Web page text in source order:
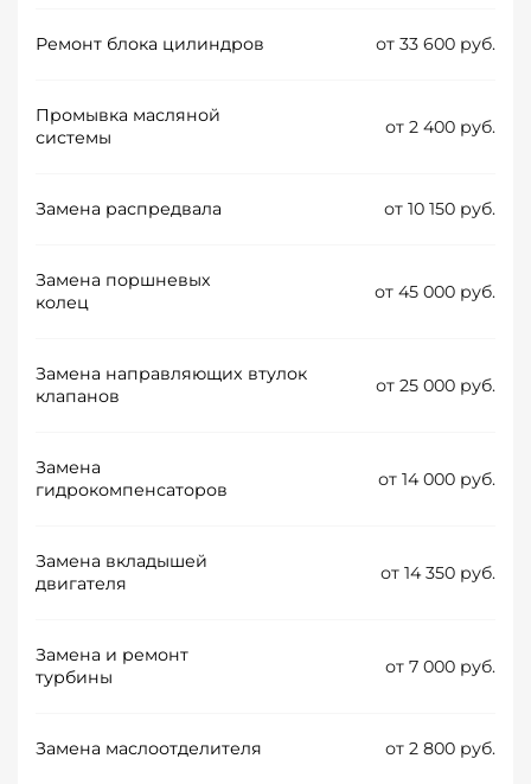
Ремонт блока цилиндров от 33 600 руб.
Промывка масляной
системы
от 2 400 руб.
Замена распредвала от 10 150 руб.
Замена поршневых
колец
от 45 000 руб.
Замена направляющих втулок
клапанов
от 25 000 руб.
Замена
гидрокомпенсаторов
от 14 000 руб.
Замена вкладышей
двигателя
от 14 350 руб.
Замена и ремонт
турбины
от 7 000 руб.
Замена маслоотделителя от 2 800 руб.